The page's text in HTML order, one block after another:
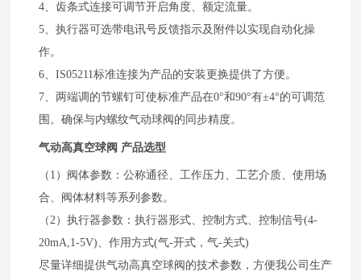
4、齿条式连接可调节开启角度、额定流量。
5、执行器可选带电讯号反馈指示及附件以实现自动化操
作。
6、IS05211标准连接为产品的安装更换提供了方便。
7、两端调的节螺钉可使标准产品在0°和90°有±4°的可调范
围。确保与内螺纹气动球阀的同步精度。
气动高真空球阀 产品选型
（1）阀体参数：公称通径、工作压力、工艺介质、使用场
合、阀体材料等系列参数。
（2）执行器参数：执行器形式、控制方式、控制信号(4-
20mA,1-5V)、作用方式(气-开式，气-关式)
尽量详细提供气动高真空球阀的技术参数，方便我公司生产